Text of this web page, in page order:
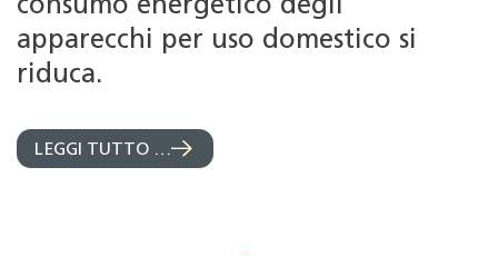
consumo energetico degli
apparecchi per uso domestico si
riduca.
LEGGI TUTTO …